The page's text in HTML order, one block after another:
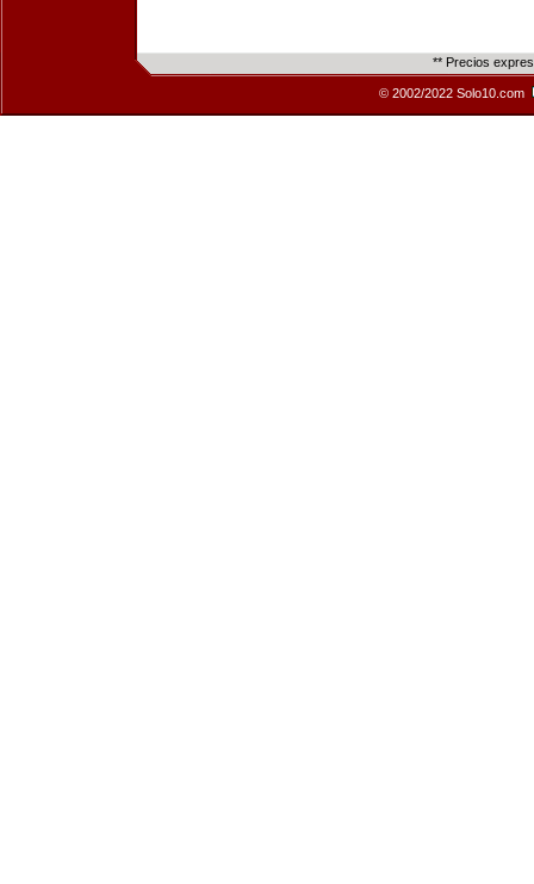
** Precios
© 2002/2022 Solo10.com